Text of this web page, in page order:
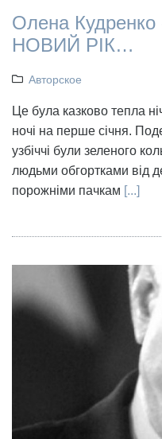
Олена
НОВИЙ РІК…
Авторское
Це була казково тепла
ночі на перше січня.
узбіччі були зеленого
людьми обгортками від
порожніми пачкам [...]